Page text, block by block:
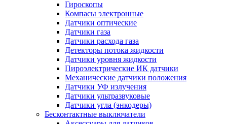
Гироскопы
Компасы электронные
Датчики оптические
Датчики газа
Датчики расхода газа
Детекторы потока жидкости
Датчики уровня жидкости
Пироэлектрические ИК датчики
Механические датчики положения
Датчики УФ излучения
Датчики ультразвуковые
Датчики угла (энкодеры)
Бесконтактные выключатели